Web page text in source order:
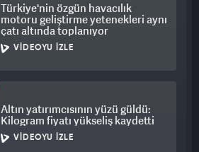
Türkiye'nin özgün havacılık
motoru geliştirme yetenekleri aynı
çatı altında toplanıyor
VIDEOYU İZLE
Altın yatırımcısının yüzü güldü:
Kilogram fiyatı yükseliş kaydetti
VIDEOYU İZLE